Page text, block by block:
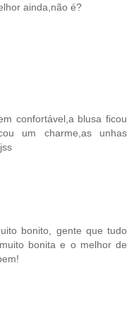
ainda,não é?
confortável,a blusa ficou
um charme,as unhas
bonito, gente que tudo
bonita e o melhor de